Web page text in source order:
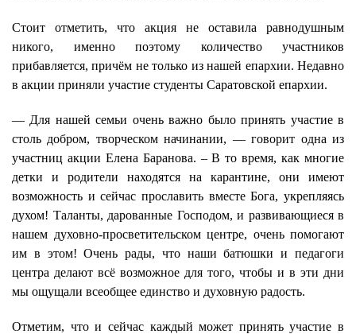
Стоит отметить, что акция не оставила равнодушным
никого, именно поэтому количество участников
прибавляется, причём не только из нашей епархии. Недавно
в акции приняли участие студенты Саратовской епархии.
— Для нашей семьи очень важно было принять участие в
столь добром, творческом начинании, — говорит одна из
участниц акции Елена Баранова. – В то время, как многие
детки и родители находятся на карантине, они имеют
возможность и сейчас прославить вместе Бога, укрепляясь
духом! Таланты, дарованные Господом, и развивающиеся в
нашем духовно-просветительском центре, очень помогают
им в этом! Очень рады, что наши батюшки и педагоги
центра делают всё возможное для того, чтобы и в эти дни
мы ощущали всеобщее единство и духовную радость.
Отметим, что и сейчас каждый может принять участие в